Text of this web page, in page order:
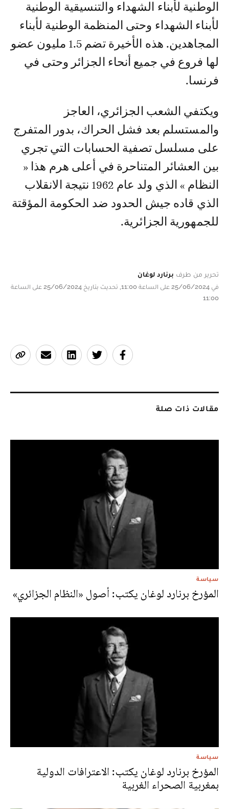
الوطنية لأبناء الشهداء والتنسيقية الوطنية
لأبناء الشهداء وحتى المنظمة الوطنية لأبناء
المجاهدين. هذه الأخيرة تضم 1.5 مليون عضو
لها فروع في جميع أنحاء الجزائر وحتى في
فرنسا.
ويكتفي الشعب الجزائري، العاجز
والمستسلم بعد فشل الحراك، بدور المتفرج
على مسلسل تصفية الحسابات التي تجري
بين العشائر المتناحرة في أعلى هرم هذا «
النظام » الذي ولد عام 1962 نتيجة الانقلاب
الذي قاده جيش الحدود ضد الحكومة المؤقتة
للجمهورية الجزائرية.
تحرير من طرف برنارد لوغان
في 25/06/2024 على الساعة 11:00, تحديث بتاريخ 25/06/2024 على الساعة
11:00
مقالات ذات صلة
سياسة
المؤرخ برنارد لوغان يكتب: أصول «النظام الجزائري»
سياسة
المؤرخ برنارد لوغان يكتب: الاعترافات الدولية
بمغربية الصحراء الغربية